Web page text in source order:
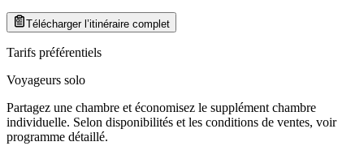
Télécharger l’itinéraire complet
Tarifs préférentiels
Voyageurs solo
Partagez une chambre et économisez le supplément chambre
individuelle. Selon disponibilités et les conditions de ventes, voir
programme détaillé.